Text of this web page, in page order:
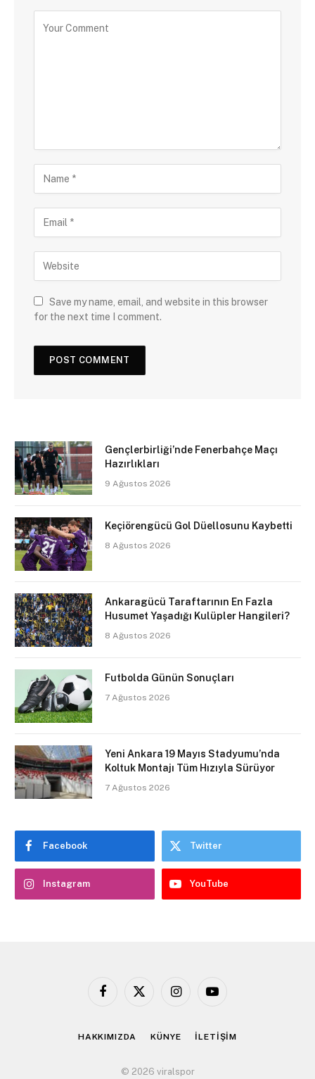
Save my name, email, and website in this browser
for the next time I comment.
Gençlerbirliği’nde Fenerbahçe Maçı
Hazırlıkları
9 Ağustos 2026
Keçiörengücü Gol Düellosunu Kaybetti
8 Ağustos 2026
Ankaragücü Taraftarının En Fazla
Husumet Yaşadığı Kulüpler Hangileri?
8 Ağustos 2026
Futbolda Günün Sonuçları
7 Ağustos 2026
Yeni Ankara 19 Mayıs Stadyumu’nda
Koltuk Montajı Tüm Hızıyla Sürüyor
7 Ağustos 2026
Facebook Twitter
Instagram YouTube
Facebook
X
InstagramYouTube
HAKKIMIZDA KÜNYE İLETİŞİM
© 2026 viralspor